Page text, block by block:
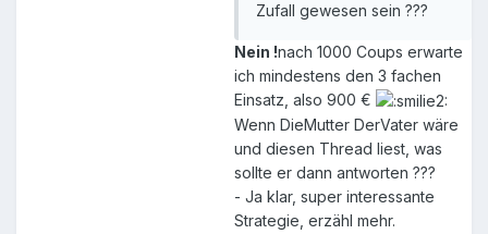
Zufall gewesen sein ???
Nein !nach 1000 Coups erwarte
ich mindestens den 3 fachen
Einsatz, also 900 €
Wenn DieMutter DerVater wäre
und diesen Thread liest, was
sollte er dann antworten ???
- Ja klar, super interessante
Strategie, erzähl mehr.